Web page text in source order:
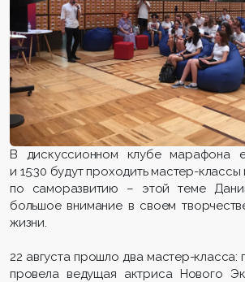
В дискуссионном клубе марафона
и 15:30 будут проходить мастер-
по саморазвитию – этой теме
большое внимание в своем
жизни.
22 августа прошло два мастер-класса:
провела ведущая актриса Нового